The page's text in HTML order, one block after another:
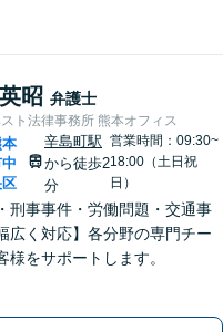
昭 弁護士
ト法律事務所 熊本オフィス
辛島町駅
から徒歩2
分
営業時間：09:30~
18:00（土日祝
日）
刑事事件・労働問題・交通事
広く対応】各分野の専門チー
様をサポートします。